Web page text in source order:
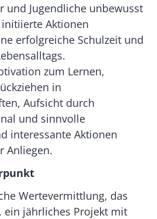
und Jugendliche unbewusst
Aktionen
erfolgreiche Schulzeit und
zum Lernen,
in
Aufsicht durch
und sinnvolle
interessante Aktionen
Anliegen.
Wertevermittlung, das
ein jährliches Projekt mit